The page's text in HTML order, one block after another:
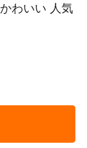
わいい 人気